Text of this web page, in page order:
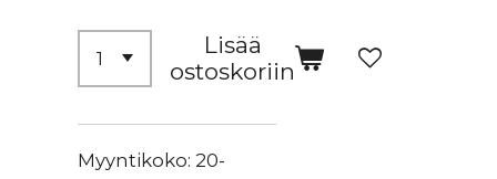
Lisää
ostoskoriin
Myyntikoko: 20-